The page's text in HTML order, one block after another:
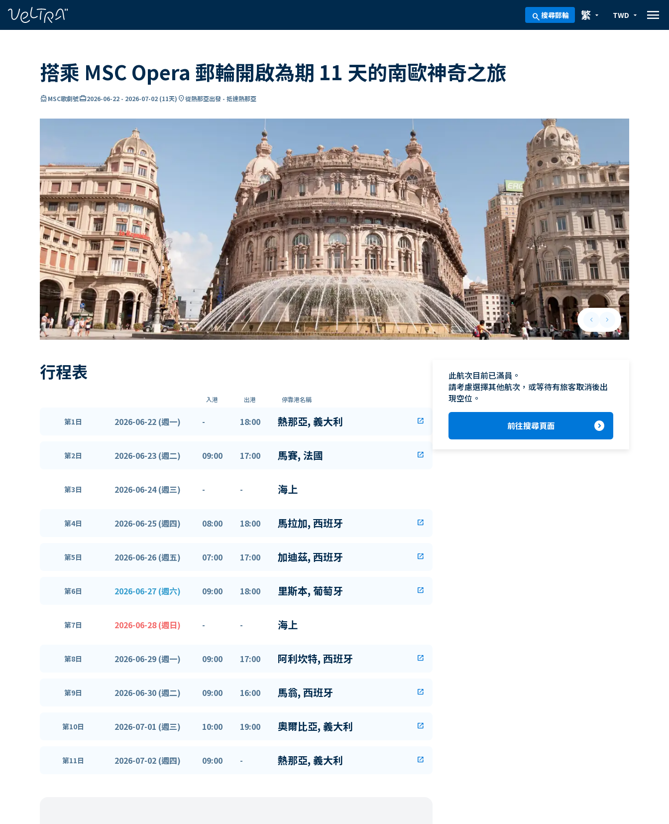
search搜尋郵輪 arrow_drop_down
繁 arrow_drop_down
TWD menu
搭乘 MSC Opera 郵輪開啟為期 11 天的南歐神奇之旅
directions_boatMSC歌劇號card_travel2026-06-22 - 2026-07-02 (11天) location_on從熱那亞出發 - 抵達熱那亞
keyboard_arrow_leftPrevious slide
keyboard_arrow_rightNext slide
行程表
入港 出港 停靠港名稱
第1日 2026-06-22 (週一) - 18:00 熱那亞, 義大利 open_in_new
第2日 2026-06-23 (週二) 09:00 17:00 馬賽, 法國 open_in_new
第3日 2026-06-24 (週三) - - 海上
第4日 2026-06-25 (週四) 08:00 18:00 馬拉加, 西班牙 open_in_new
第5日 2026-06-26 (週五) 07:00 17:00 加迪茲, 西班牙 open_in_new
第6日 2026-06-27 (週六) 09:00 18:00 里斯本, 葡萄牙 open_in_new
第7日 2026-06-28 (週日) - - 海上
第8日 2026-06-29 (週一) 09:00 17:00 阿利坎特, 西班牙 open_in_new
第9日 2026-06-30 (週二) 09:00 16:00 馬翁, 西班牙 open_in_new
第10日 2026-07-01 (週三) 10:00 19:00 奧爾比亞, 義大利 open_in_new
第11日 2026-07-02 (週四) 09:00 - 熱那亞, 義大利 open_in_new
此航次目前已滿員。
請考慮選擇其他航次，或等待有旅客取消後出
現空位。
前往搜尋頁面 expand_circle_right